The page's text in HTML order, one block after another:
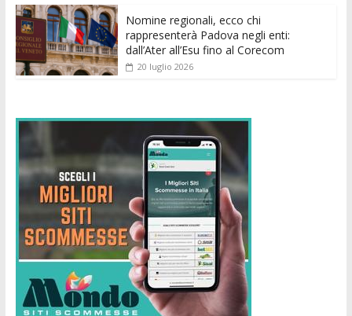
Nomine regionali, ecco chi
rappresenterà Padova negli enti:
dall’Ater all’Esu fino al Corecom
20 luglio 2026